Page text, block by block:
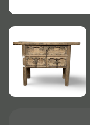
Bartafel
Console
Tafel overig